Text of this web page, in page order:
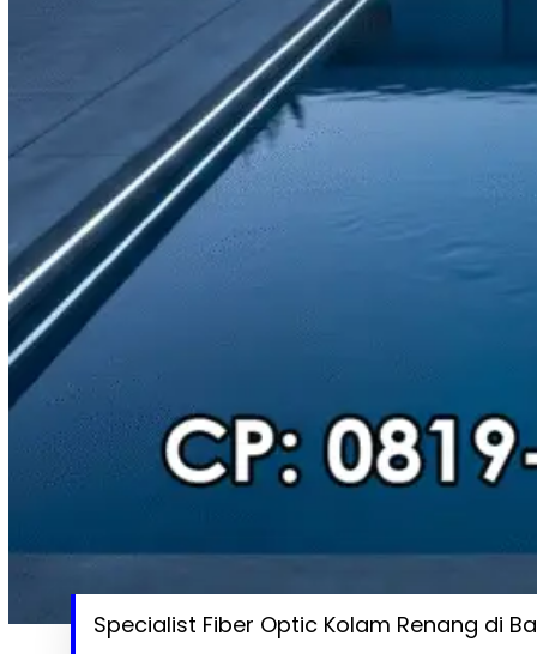
Specialist Fiber Optic Kolam Renang di